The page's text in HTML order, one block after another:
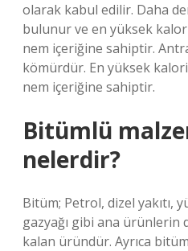
olarak kabul edilir. Daha
bulunur ve en yüksek
nem içeriğine sahiptir.
kömürdür. En yüksek
nem içeriğine sahiptir.
Bitümlü
nelerdir?
Bitüm; Petrol, dizel yakıtı,
gazyağı gibi ana ürünlerin
kalan üründür. Ayrıca